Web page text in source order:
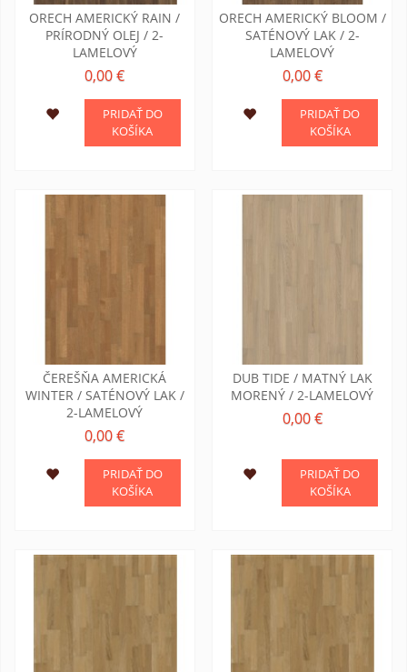
ORECH AMERICKÝ RAIN /
PRÍRODNÝ OLEJ / 2-
LAMELOVÝ
0,00 €
PRIDAŤ DO
KOŠÍKA
ORECH AMERICKÝ BLOOM /
SATÉNOVÝ LAK / 2-
LAMELOVÝ
0,00 €
PRIDAŤ DO
KOŠÍKA
ČEREŠŇA AMERICKÁ
WINTER / SATÉNOVÝ LAK /
2-LAMELOVÝ
0,00 €
PRIDAŤ DO
KOŠÍKA
DUB TIDE / MATNÝ LAK
MORENÝ / 2-LAMELOVÝ
0,00 €
PRIDAŤ DO
KOŠÍKA